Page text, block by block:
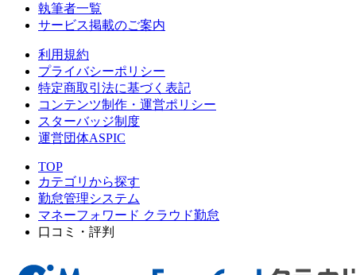
執筆者一覧
サービス掲載のご案内
利用規約
プライバシーポリシー
特定商取引法に基づく表記
コンテンツ制作・運営ポリシー
スターバッジ制度
運営団体ASPIC
TOP
カテゴリから探す
勤怠管理システム
マネーフォワード クラウド勤怠
口コミ・評判